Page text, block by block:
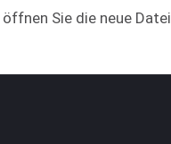
öffnen Sie die neue